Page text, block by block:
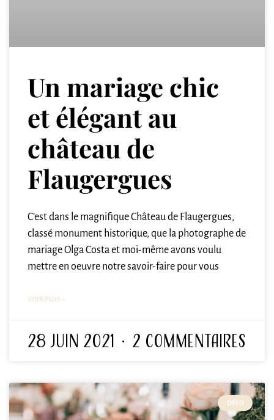
Un mariage chic
et élégant au
château de
Flaugergues
C’est dans le magnifique Château de Flaugergues,
classé monument historique, que la photographe de
mariage Olga Costa et moi-même avons voulu
mettre en oeuvre notre savoir-faire pour vous
VOIR PLUS »
28 juin 2021 2 commentaires
DÉCO